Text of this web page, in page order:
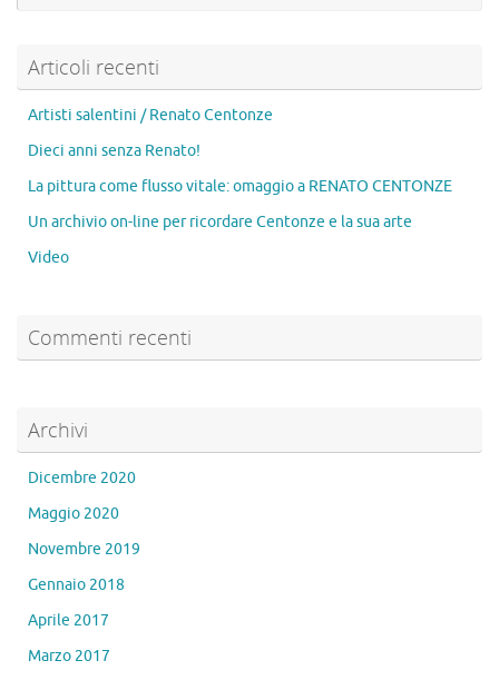
Articoli recenti
Artisti salentini / Renato Centonze
Dieci anni senza Renato!
La pittura come flusso vitale: omaggio a RENATO CENTONZE
Un archivio on-line per ricordare Centonze e la sua arte
Video
Commenti recenti
Archivi
Dicembre 2020
Maggio 2020
Novembre 2019
Gennaio 2018
Aprile 2017
Marzo 2017